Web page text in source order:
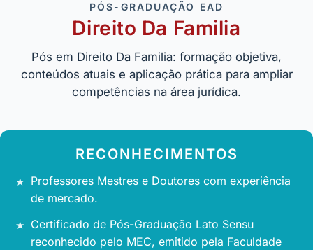
PÓS-GRADUAÇÃO EAD
Direito Da Familia
Pós em Direito Da Familia: formação objetiva,
conteúdos atuais e aplicação prática para ampliar
competências na área jurídica.
RECONHECIMENTOS
Professores Mestres e Doutores com experiência
de mercado.
Certificado de Pós-Graduação Lato Sensu
reconhecido pelo MEC, emitido pela Faculdade